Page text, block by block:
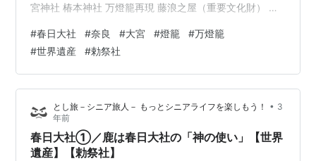
宮神社 椿本神社 万燈籠再現 藤浪之屋（重要文化財） 多
ス それでは御本社（大宮）に入りましょう。 南門（重要
文化財） 南門（重要文化財） 御本社（大宮）境内図 南
門をくぐって幣殿までは無料です、此処でお参りして 南
門左手の社務所で御朱印を頂きました。朱印料は500円
でした。（2023年5月現在） 幣殿・舞殿（重要文化財）
幣殿・…
#春日大社 #奈良 #大宮 #燈籠 #万燈籠
#世界遺産 #勅祭社
とし旅－シニア旅人－ もっとシニアライフを楽しもう！ • 3
年前
春日大社①／鹿は春日大社の「神の使い」【世界
遺産】【勅祭社】